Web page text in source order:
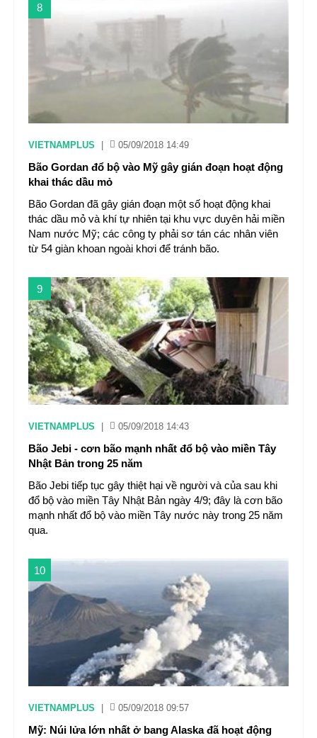
8
VIETNAMPLUS 05/09/2018 14:49
Bão Gordan đổ bộ vào Mỹ gây gián đoạn hoạt động
khai thác dầu mỏ
Bão Gordan đã gây gián đoạn một số hoạt động khai
thác dầu mỏ và khí tự nhiên tại khu vực duyên hải miền
Nam nước Mỹ; các công ty phải sơ tán các nhân viên
từ 54 giàn khoan ngoài khơi để tránh bão.
9
VIETNAMPLUS 05/09/2018 14:43
Bão Jebi - cơn bão mạnh nhất đổ bộ vào miền Tây
Nhật Bản trong 25 năm
Bão Jebi tiếp tục gây thiệt hại về người và của sau khi
đổ bộ vào miền Tây Nhật Bản ngày 4/9; đây là cơn bão
mạnh nhất đổ bộ vào miền Tây nước này trong 25 năm
qua.
10
VIETNAMPLUS 05/09/2018 09:57
Mỹ: Núi lửa lớn nhất ở bang Alaska đã hoạt động